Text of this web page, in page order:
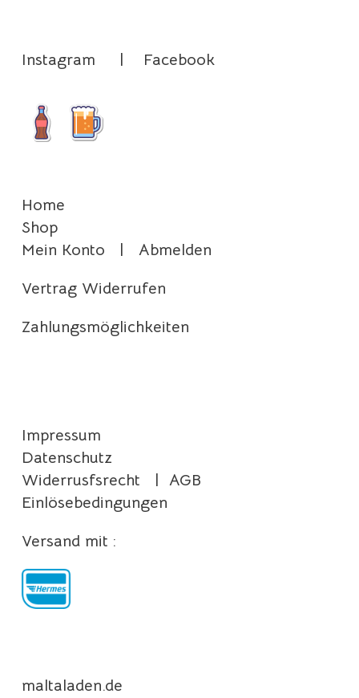
Instagram | Facebook
Home
Shop
Mein Konto | Abmelden
Vertrag Widerrufen
Zahlungsmöglichkeiten
Impressum
Datenschutz
Widerrusfsrecht | AGB
Einlösebedingungen
Versand mit :
maltaladen.de